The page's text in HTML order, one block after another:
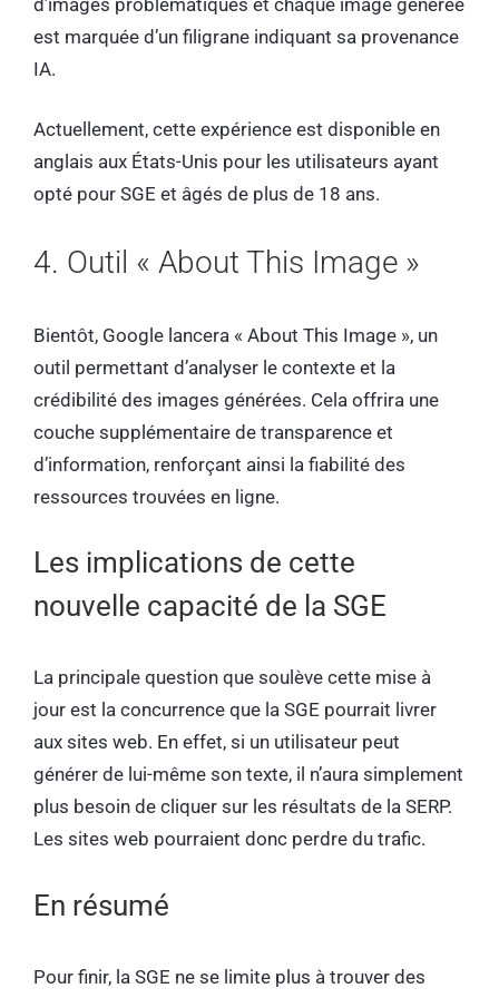
est marquée d’un filigrane indiquant sa provenance
IA.
Actuellement, cette expérience est disponible en
anglais aux États-Unis pour les utilisateurs ayant
opté pour SGE et âgés de plus de 18 ans.
4. Outil « About This Image »
Bientôt, Google lancera « About This Image », un
outil permettant d’analyser le contexte et la
crédibilité des images générées. Cela offrira une
couche supplémentaire de transparence et
d’information, renforçant ainsi la fiabilité des
ressources trouvées en ligne.
Les implications de cette
nouvelle capacité de la SGE
La principale question que soulève cette mise à
jour est la concurrence que la SGE pourrait livrer
aux sites web. En effet, si un utilisateur peut
générer de lui-même son texte, il n’aura simplement
plus besoin de cliquer sur les résultats de la SERP.
Les sites web pourraient donc perdre du trafic.
En résumé
Pour finir, la SGE ne se limite plus à trouver des